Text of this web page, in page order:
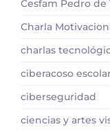
Cesfam Pedro de
Charla
charlas
ciberacoso
ciberseguridad
ciencias y artes